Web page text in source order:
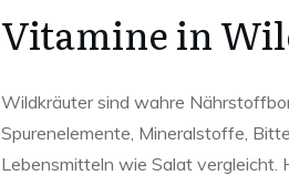
Vitamine in
Wildkräuter sind wahre
Spurenelemente, Mineralstoffe,
Lebensmitteln wie Salat vergleicht.